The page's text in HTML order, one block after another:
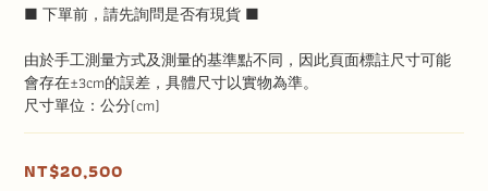
■ 下單前，請先詢問是否有現貨 ■
由於手工測量方式及測量的基準點不同，因此頁面標註尺寸可能
會存在±3cm的誤差，具體尺寸以實物為準。
尺寸單位：公分(cm)
NT$20,500